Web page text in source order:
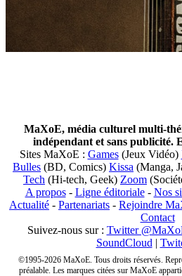
MaXoE, média culturel multi-
indépendant et sans publicité.
Sites MaXoE : Games(Jeux Vidéo)
Bulles (BD, Comics) Kissa (Manga,
Tech (Hi-tech, Geek) Zoom
A propos- Ligne éditoriale- Nos
Actualité - Partenariats - Rejoindre
Contact
Suivez-nous sur : Twitter
SoundCloud |
©1995-2026 MaXoE. Tous droits réservés.
préalable. Les marques citées sur MaXoE